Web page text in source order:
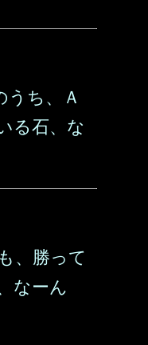
うち、Ａ
る石、な
、勝って
なーん